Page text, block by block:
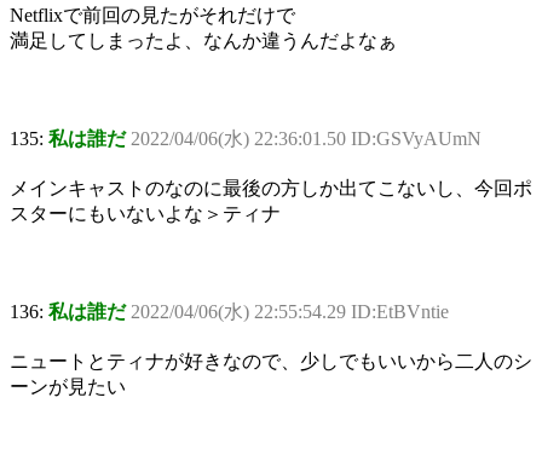
Netflixで前回の見たがそれだけで
満足してしまったよ、なんか違うんだよなぁ
135: 私は誰だ 2022/04/06(水) 22:36:01.50 ID:GSVyAUmN
メインキャストのなのに最後の方しか出てこないし、今回ポ
スターにもいないよな＞ティナ
136: 私は誰だ 2022/04/06(水) 22:55:54.29 ID:EtBVntie
ニュートとティナが好きなので、少しでもいいから二人のシ
ーンが見たい